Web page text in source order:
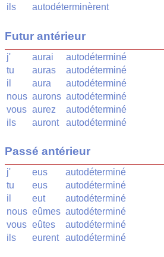
ils
autodéterminèrent
Futur antérieur
j' aurai
autodéterminé
tu
auras
autodéterminé
il
aura
autodéterminé
nous aurons autodéterminé
vous aurez
autodéterminé
ils
auront autodéterminé
Passé antérieur
j' eus
autodéterminé
tu
eus
autodéterminé
il
eut
autodéterminé
nous eûmes autodéterminé
vous eûtes
autodéterminé
ils
eurent autodéterminé